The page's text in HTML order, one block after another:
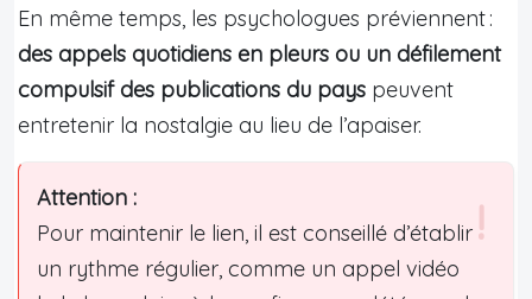
En même temps, les psychologues préviennent :
des appels quotidiens en pleurs ou un défilement
compulsif des publications du pays peuvent
entretenir la nostalgie au lieu de l’apaiser.
Attention :
Pour maintenir le lien, il est conseillé d’établir
un rythme régulier, comme un appel vidéo